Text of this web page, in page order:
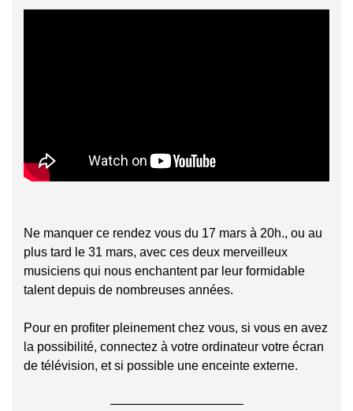
Ne manquer ce rendez vous du 17 mars à 20h., ou au
plus tard le 31 mars, avec ces deux merveilleux
musiciens qui nous enchantent par leur formidable
talent depuis de nombreuses années.
Pour en profiter pleinement chez vous, si vous en avez
la possibilité, connectez à votre ordinateur votre écran
de télévision, et si possible une enceinte externe.
——————————–